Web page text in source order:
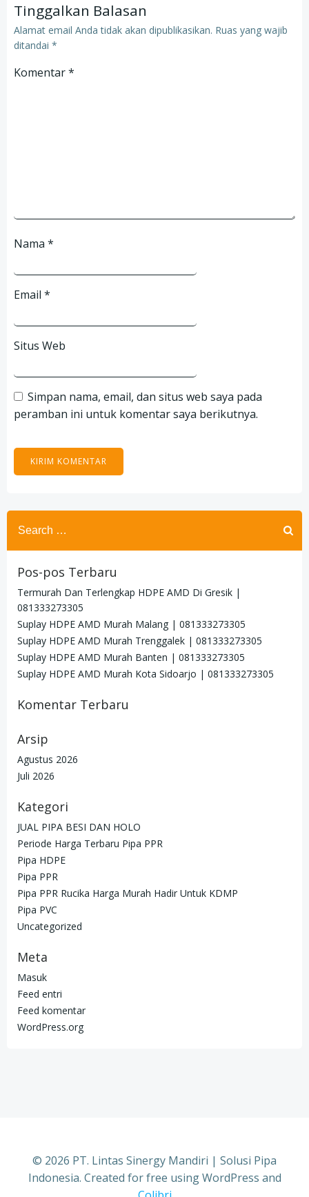
Tinggalkan Balasan
Alamat email Anda tidak akan dipublikasikan. Ruas yang wajib
ditandai *
Komentar*
Nama *
Email *
Situs Web
Simpan nama, email, dan situs web saya pada
peramban ini untuk komentar saya berikutnya.
Search
for:
Pos-pos Terbaru
Termurah Dan Terlengkap HDPE AMD Di Gresik |
081333273305
Suplay HDPE AMD Murah Malang | 081333273305
Suplay HDPE AMD Murah Trenggalek | 081333273305
Suplay HDPE AMD Murah Banten | 081333273305
Suplay HDPE AMD Murah Kota Sidoarjo | 081333273305
Komentar Terbaru
Arsip
Agustus 2026
Juli 2026
Kategori
JUAL PIPA BESI DAN HOLO
Periode Harga Terbaru Pipa PPR
Pipa HDPE
Pipa PPR
Pipa PPR Rucika Harga Murah Hadir Untuk KDMP
Pipa PVC
Uncategorized
Meta
Masuk
Feed entri
Feed komentar
WordPress.org
© 2026 PT. Lintas Sinergy Mandiri | Solusi Pipa
Indonesia. Created for free using WordPress and